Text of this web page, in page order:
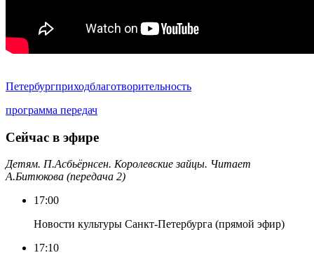
Петербургприходблаготворительность
программа передач
Сейчас в эфире
Детям. П.Асбьёрнсен. Королевские зайцы. Читает
А.Битюкова (передача 2)
17:00
Новости культуры Санкт-Петербурга (прямой эфир)
17:10